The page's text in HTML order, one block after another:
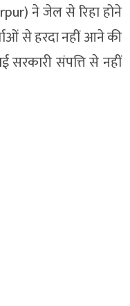
ने जेल से रिहा होने
से हरदा नहीं आने की
संपत्ति से नहीं